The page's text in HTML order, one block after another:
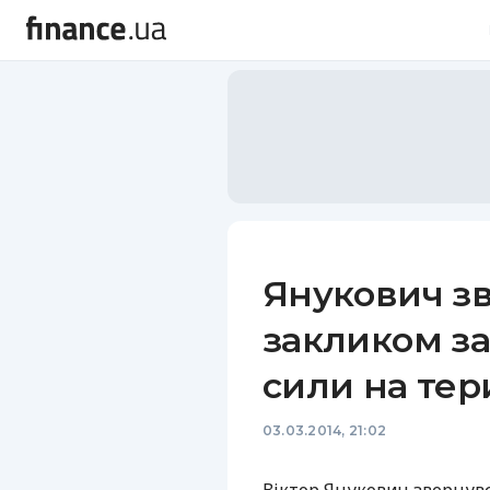
Янукович
закликом
сили на
03.03.2014, 21:02